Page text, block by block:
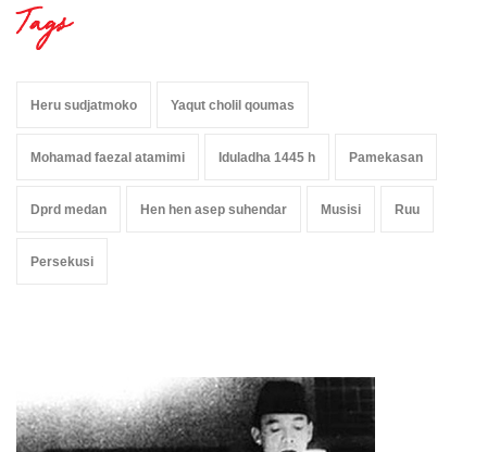
Tags
Heru sudjatmoko Yaqut cholil qoumas
Mohamad faezal atamimi Iduladha 1445 h Pamekasan
Dprd medan Hen hen asep suhendar Musisi Ruu
Persekusi